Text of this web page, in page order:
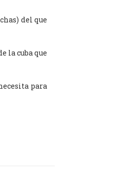
del que
la cuba que
para